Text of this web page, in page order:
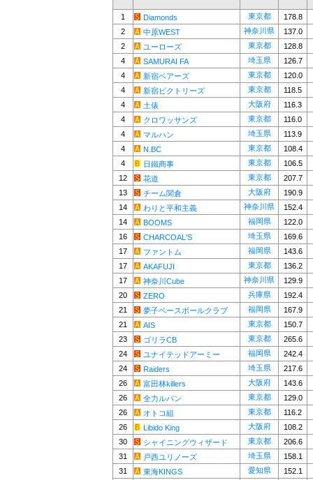
1 Diamonds 東京都
178.8
2
中原WEST 神奈川県
137.0
2
ユーローズ 東京都
128.8
4
SAMURAI FA 埼玉県
126.7
4
新宿ベアーズ 東京都
120.0
4
新宿ビクトリーズ 東京都
118.5
4
土俵 大阪府
116.3
4
クロワッサンズ 東京都
116.0
4
マルハン 埼玉県
113.9
4
N.BC 東京都
108.4
4
日鐵商事 東京都
106.5
12
花道 東京都
207.7
13
チーム関倉 大阪府
190.9
14
わりと平和主義 神奈川県
152.4
14
BOOMS 福岡県
122.0
16
CHARCOAL'S 埼玉県
169.6
17
ファントム 福岡県
143.6
17
AKAFUJI 東京都
136.2
17
神奈川Cube 神奈川県
129.9
20
ZERO 兵庫県
192.4
21
夢子ベースボールクラブ 福岡県
167.9
21
AIS 東京都
150.7
23
ゴリラCB 東京都
265.6
24
ユナイテッドアーミー 福岡県
242.4
24
Raiders 埼玉県
217.6
26
富田林killers 大阪府
143.6
26
全力ルパン 東京都
129.0
26
オトコ組 東京都
116.2
26
Libido King 大阪府
108.2
30
シャイニングウィザード 東京都
206.6
31
戸西ユリノーズ 埼玉県
158.1
31
東海KINGS 愛知県
152.1